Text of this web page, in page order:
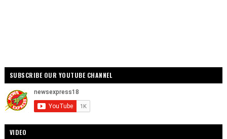
SUBSCRIBE OUR YOUTUBE CHANNEL
VIDEO